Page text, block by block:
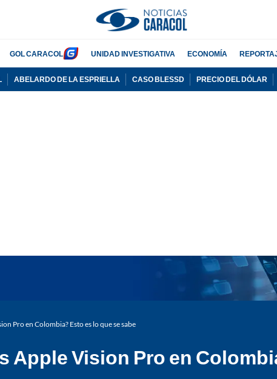
GOL CARACOL UNIDAD INVESTIGATIVA ECONOMÍA
ABELARDO DE LA ESPRIELLA CASO BLESSD PRECIO DEL DÓLAR
Pro en Colombia? Esto es lo que se sabe
Apple Vision Pro en